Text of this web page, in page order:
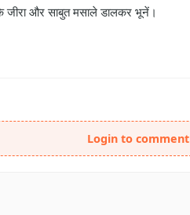
और साबुत मसाले डालकर भूनें।
Login to comment